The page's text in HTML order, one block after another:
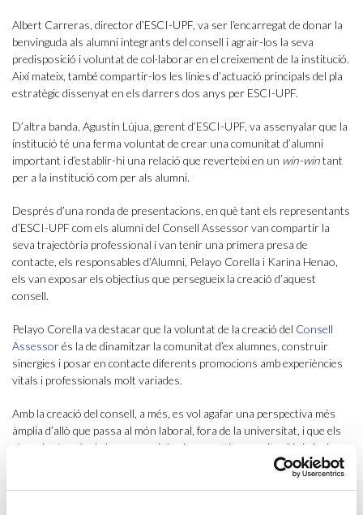
Albert Carreras, director d’ESCI-UPF, va ser l’encarregat de donar la
benvinguda als alumni integrants del consell i agrair-los la seva
predisposició i voluntat de col·laborar en el creixement de la institució.
Així mateix, també compartir-los les línies d’actuació principals del pla
estratègic dissenyat en els darrers dos anys per ESCI-UPF.
D’altra banda, Agustín Lújua, gerent d’ESCI-UPF, va assenyalar que la
institució té una ferma voluntat de crear una comunitat d’alumni
important i d’establir-hi una relació que reverteixi en un win-wintant
per a la institució com per als alumni.
Després d’una ronda de presentacions, en què tant els representants
d’ESCI-UPF com els alumni del Consell Assessor van compartir la
seva trajectòria professional i van tenir una primera presa de
contacte, els responsables d’Alumni, Pelayo Corella i Karina Henao,
els van exposar els objectius que persegueix la creació d’aquest
consell.
Pelayo Corella va destacar que la voluntat de la creació del Consell
Assessorés la de dinamitzar la comunitat d’ex alumnes, construir
sinergies i posar en contacte diferents promocions amb experiències
vitals i professionals molt variades.
Amb la creació del consell, a més, es vol agafar una perspectiva més
àmplia d’allò que passa al món laboral, fora de la universitat, i que els
alumni, a través de les seves vivències, aportin esperit crític i siguin
propositius i proactius per tal d’engegar noves línies de treball a ESCI-